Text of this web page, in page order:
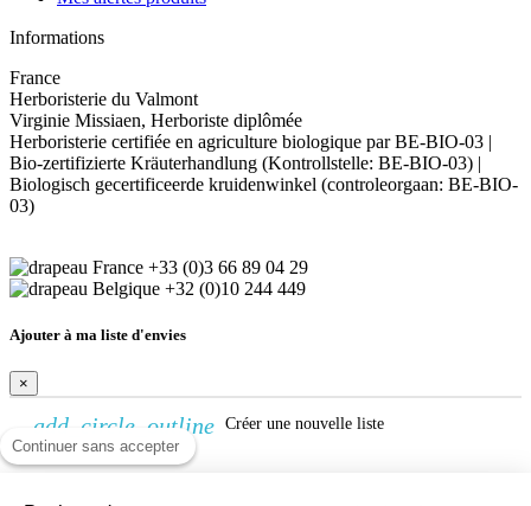
Continuer sans accepter
Informations
France
Herboristerie du Valmont
Virginie Missiaen, Herboriste diplômée
Herboristerie certifiée en agriculture biologique par BE-BIO-03 |
Bio-zertifizierte Kräuterhandlung (Kontrollstelle: BE-BIO-03) |
Biologisch gecertificeerde kruidenwinkel (controleorgaan: BE-BIO-
03)
+33 (0)3 66 89 04 29
+32 (0)10 244 449
Ajouter à ma liste d'envies
×
add_circle_outline Créer une nouvelle liste